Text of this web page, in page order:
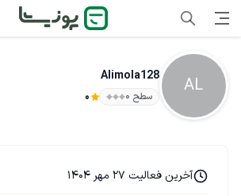
AL
Alimola128
سطح ۰ 0
آخرین فعالیت 27 مهر 1404